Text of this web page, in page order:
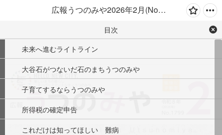
広報うつのみや2026年2月(No.1799)
目次
未来へ進むライトライン
大谷石がつないだ石のまちうつのみや
子育てするならうつのみや
所得税の確定申告
これだけは知ってほしい　難病